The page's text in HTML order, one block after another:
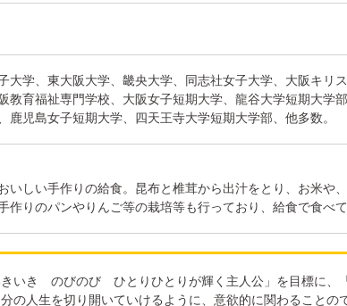
大学、東大阪大学、畿央大学、同志社女子大学、大阪キリ
教育福祉専門学校、大阪女子短期大学、龍谷大学短期大学
鹿児島女子短期大学、四天王寺大学短期大学部、他多数。
おいしい手作りの給食。昆布と椎茸から出汁をとり、お米や
作りのパンやりんご等の栽培等も行っており、給食で食べ
いき のびのび ひとりひとりが輝く主人公」を目標に、
分の人生を切り開いていけるように、意欲的に関わることの